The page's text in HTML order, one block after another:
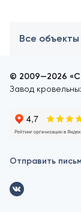
Все
© 2009—2026
Завод
Отправить